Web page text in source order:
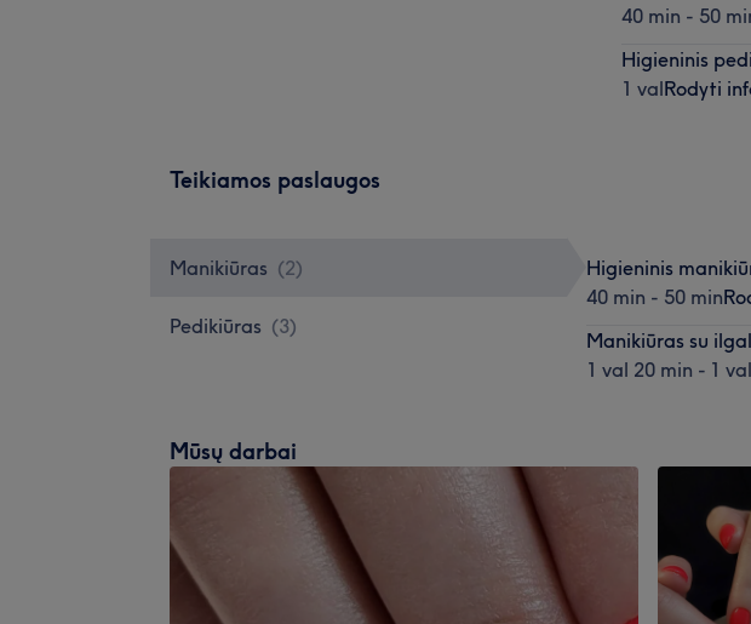
40 min - 50
Higieninis
1 valRodyti
Teikiamos paslaugos
Manikiūras (2)
Pedikiūras (3)
Higieninis
40 min - 50 min
Manikiūras su
1 val 20 min - 1
Mūsų darbai